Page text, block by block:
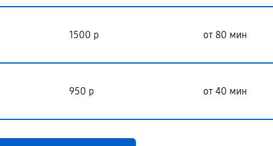
1500 р от 80 мин
950 р от 40 мин